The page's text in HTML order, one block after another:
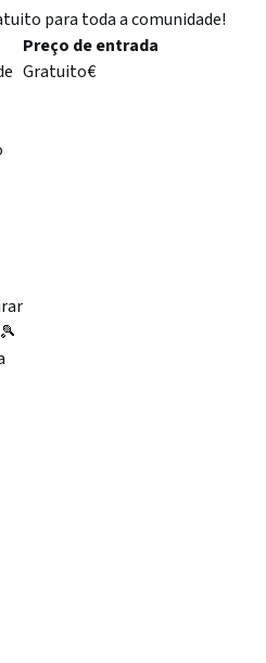
para toda a comunidade!
Preço de entrada
Gratuito€